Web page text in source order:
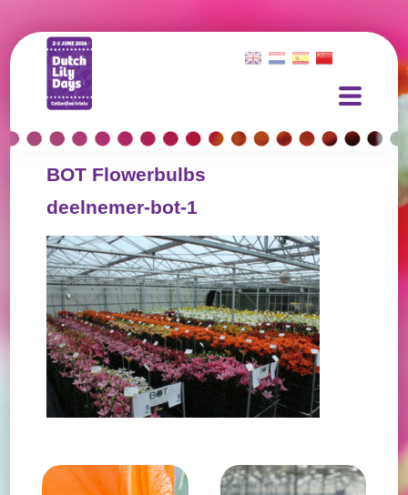
BOT Flowerbulbs
deelnemer-bot-1